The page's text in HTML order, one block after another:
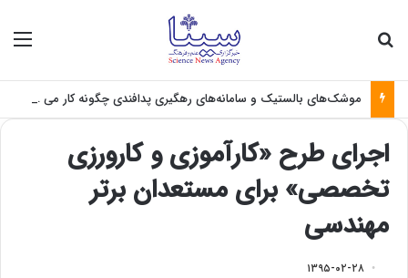
موشک‌های بالستیک و سامانه‌های رهگیری پدافندی چگونه کار می کنند؟
اجرای طرح «کارآموزی و کارورزی
تخصصی» برای مستعدان ‌برتر
مهندسی
۱۳۹۵-۰۲-۲۸